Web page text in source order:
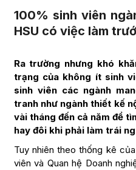
100% sinh viên
HSU có việc làm
Ra trường nhưng khó
trạng của không ít sinh
sinh viên các ngành
tranh như ngành thiết kế
vài tháng đến cả năm để
hay đôi khi phải làm trái
Tuy nhiên theo thống kê
viên và Quan hệ Doanh